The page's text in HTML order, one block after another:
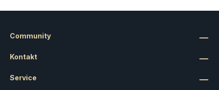
Kontakt
Service
Community